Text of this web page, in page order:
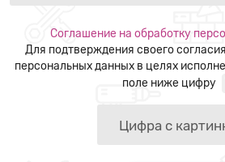
Соглашение на обработку
Для подтверждения своего
персональных данных в целях
поле ниже цифру